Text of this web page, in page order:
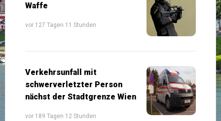
Waffe
vor 127 Tagen 11 Stunden
Verkehrsunfall mit
schwerverletzter Person
nächst der Stadtgrenze Wien
vor 189 Tagen 12 Stunden